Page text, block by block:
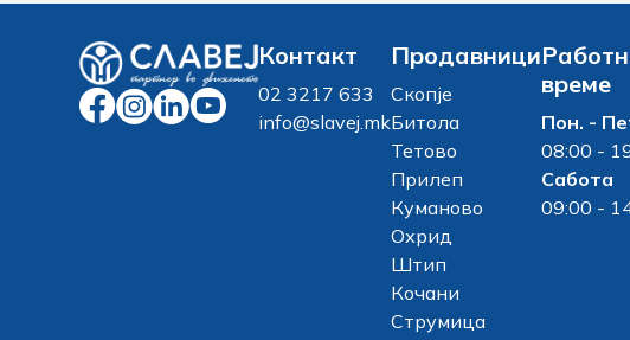
Контакт
02 3217 633
info@slavej.mk
Продавници
Скопје
Битола
Тетово
Прилеп
Куманово
Охрид
Штип
Кочани
Струмица
време
Пон. -
08:00 -
Сабота
09:00 -